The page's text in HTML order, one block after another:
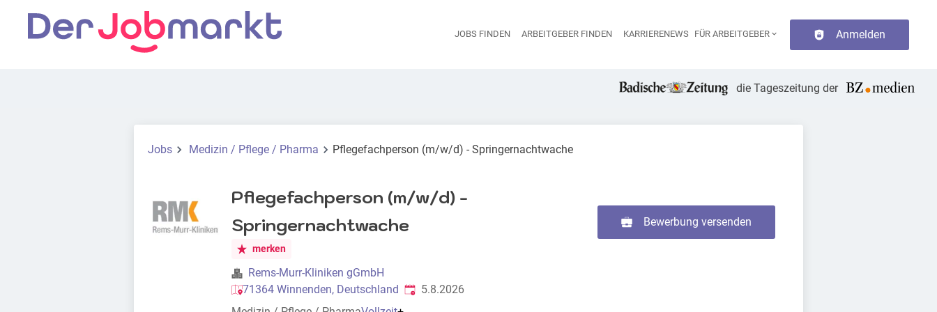
Haupt-Navigation
JOBS FINDEN ARBEITGEBER FINDEN KARRIERENEWS FÜR ARBEITGEBER Anmelden
die Tageszeitung der
Jobs Medizin / Pflege / Pharma Pflegefachperson (m/w/d) - Springernachtwache
Pflegefachperson (m/w/d) -
Springernachtwache
merken
Rems-Murr-Kliniken gGmbH
71364 Winnenden, Deutschland Veröffentlicht
5.8.2026
Bewerbung versenden